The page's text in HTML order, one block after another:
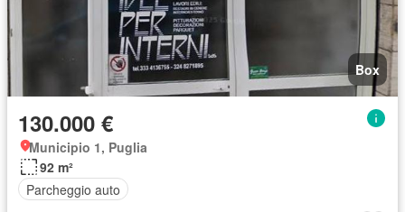
Box
130.000 €
Municipio 1, Puglia
92 m²
Parcheggio auto